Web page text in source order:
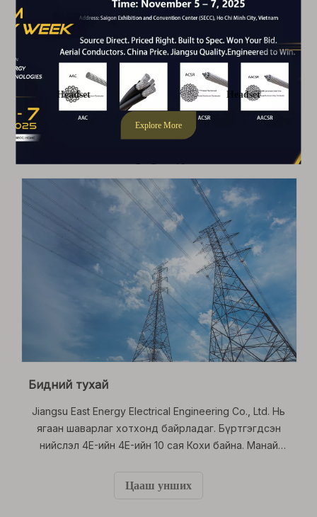
нийслэл 4E-ийн 4E-ийн 10 сая Кохи байна. Манай
компани '4e ' ба 'Dongyi ' Хоёр бүртгэлтэй барааны
тэмдэг. Манай компани нь үйлдвэрлэл, борлуулалт,
технологийн судалгаа хийх мэргэжлийн компани
юм,
Цааш унших
2023
DATE
06- 16
Бидний тухай
Jiangsu East Energy Electrical Engineering Co., Ltd. Нь
ягаан шаварлаг хотхонд байрладаг. Бүртгэгдсэн
нийслэл 4E-ийн 4E-ийн 10 сая Кохи байна. Манай
тэмдэг. Манай компани нь үйлдвэрлэл, борлуулалт,
Цааш унших